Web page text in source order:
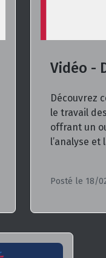
Découvrez
le travail
offrant un
l’analyse et
Posté le 18/